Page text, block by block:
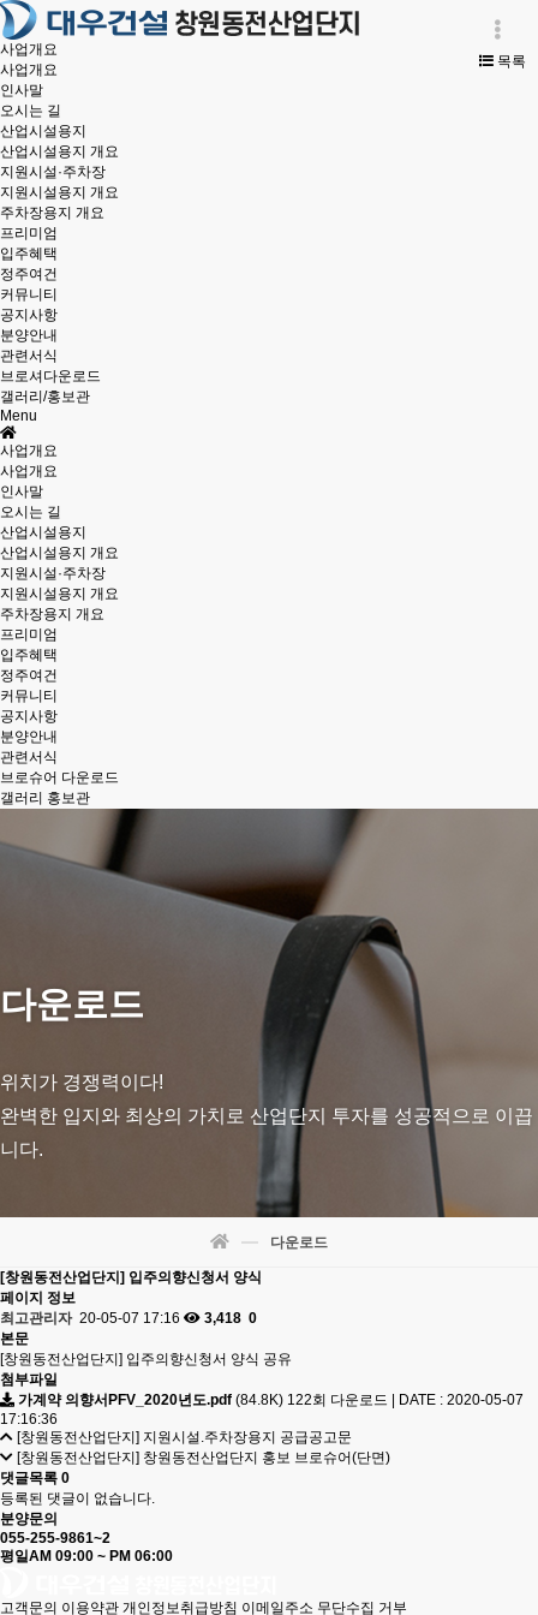
사업개요
사업개요
인사말
오시는 길
산업시설용지
산업시설용지 개요
지원시설·주차장
지원시설용지 개요
주차장용지 개요
프리미엄
입주혜택
정주여건
커뮤니티
공지사항
분양안내
관련서식
브로셔다운로드
갤러리/홍보관
Menu
사업개요
사업개요
인사말
오시는 길
산업시설용지
산업시설용지 개요
지원시설·주차장
지원시설용지 개요
주차장용지 개요
프리미엄
입주혜택
정주여건
커뮤니티
공지사항
분양안내
관련서식
브로슈어 다운로드
갤러리 홍보관
다운로드
위치가 경쟁력이다!
완벽한 입지와 최상의 가치로 산업단지 투자를 성공적으로 이끕
니다.
다운로드
목록
[창원동전산업단지] 입주의향신청서 양식
페이지 정보
최고관리자 20-05-07 17:16 3,418 0
본문
[창원동전산업단지] 입주의향신청서 양식 공유
첨부파일
가계약 의향서PFV_2020년도.pdf (84.8K) 122회 다운로드
DATE : 2020-05-07
17:16:36
[창원동전산업단지] 지원시설.주차장용지 공급공고문
[창원동전산업단지] 창원동전산업단지 홍보 브로슈어(단면)
댓글목록 0
등록된 댓글이 없습니다.
분양문의
055-255-9861~2
평일AM 09:00 ~ PM 06:00
고객문의 이용약관 개인정보취급방침 이메일주소 무단수집 거부